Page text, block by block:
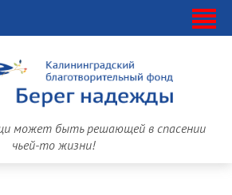
может быть решающей в спасении
чьей-то жизни!